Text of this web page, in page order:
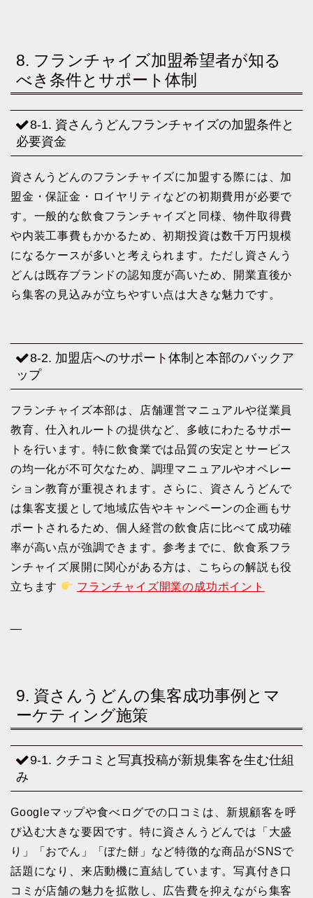
8. フランチャイズ加盟希望者が知る
べき条件とサポート体制
8-1. 資さんうどんフランチャイズの加盟条件と
必要資金
資さんうどんのフランチャイズに加盟する際には、加
盟金・保証金・ロイヤリティなどの初期費用が必要で
す。一般的な飲食フランチャイズと同様、物件取得費
や内装工事費もかかるため、初期投資は数千万円規模
になるケースが多いと考えられます。ただし資さんう
どんは既存ブランドの認知度が高いため、開業直後か
ら集客の見込みが立ちやすい点は大きな魅力です。
8-2. 加盟店へのサポート体制と本部のバックア
ップ
フランチャイズ本部は、店舗運営マニュアルや従業員
教育、仕入れルートの提供など、多岐にわたるサポー
トを行います。特に飲食業では品質の安定とサービス
の均一化が不可欠なため、調理マニュアルやオペレー
ション教育が重視されます。さらに、資さんうどんで
は集客支援として地域広告やキャンペーンの企画もサ
ポートされるため、個人経営の飲食店に比べて成功確
率が高い点が強調できます。参考までに、飲食系フラ
ンチャイズ展開に関心がある方は、こちらの解説も役
立ちます
フランチャイズ開業の成功ポイント
—
9. 資さんうどんの集客成功事例とマ
ーケティング施策
9-1. クチコミと写真投稿が新規集客を生む仕組
み
Googleマップや食べログでの口コミは、新規顧客を呼
び込む大きな要因です。特に資さんうどんでは「大盛
り」「おでん」「ぼた餅」など特徴的な商品がSNSで
話題になり、来店動機に直結しています。写真付き口
コミが店舗の魅力を拡散し、広告費を抑えながら集客